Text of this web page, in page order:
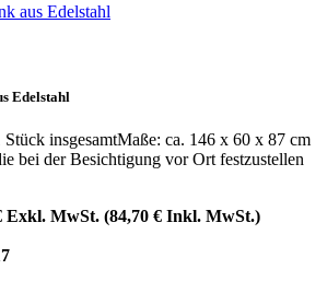
Edelstahl
insgesamtMaße: ca. 146 x 60 x 87 cm
bei der Besichtigung vor Ort festzustellen
Exkl. MwSt. (84,70 € Inkl. MwSt.)